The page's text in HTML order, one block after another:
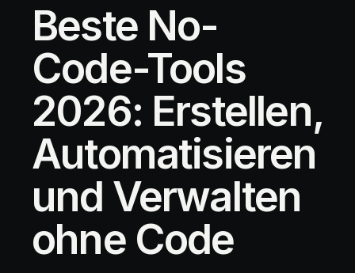
Beste No-
Code-Tools
2026: Erstellen,
Automatisieren
und Verwalten
ohne Code